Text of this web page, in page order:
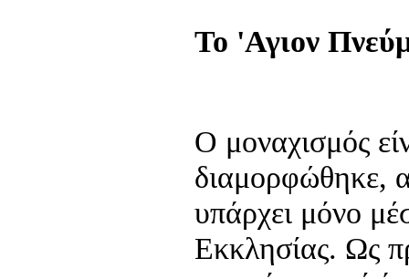
Το 'Αγιον
Ο μοναχισμός
διαμορφώθηκε,
υπάρχει μόνο
Εκκλησίας. Ως